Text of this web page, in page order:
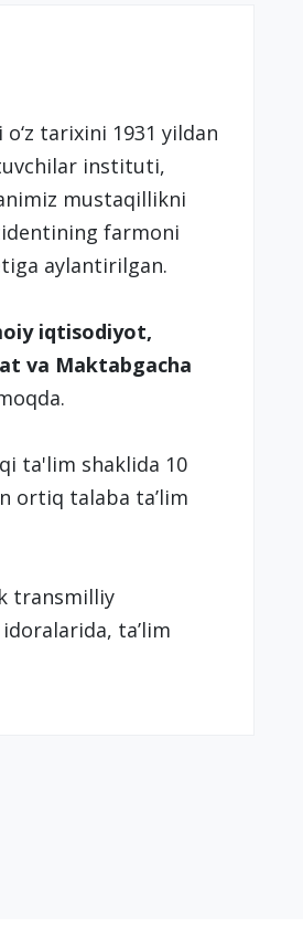
tarixini 1931 yildan
instituti,
mustaqillikni
farmoni
aylantirilgan.
iqtisodiyot,
va Maktabgacha
ta'lim shaklida 10
ortiq talaba ta’lim
transmilliy
ta’lim